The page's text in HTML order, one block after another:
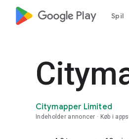
google_logo Play Spil
Citymapper Limited
Indeholder annoncer Køb i apps